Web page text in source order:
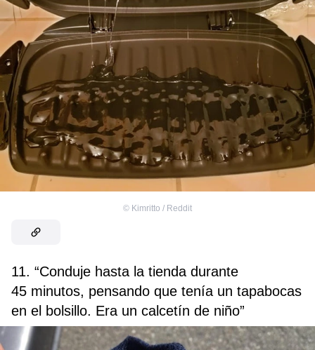
© Kimritto / Reddit
11. “Conduje hasta la tienda durante
45 minutos, pensando que tenía un tapabocas
en el bolsillo. Era un calcetín de niño”